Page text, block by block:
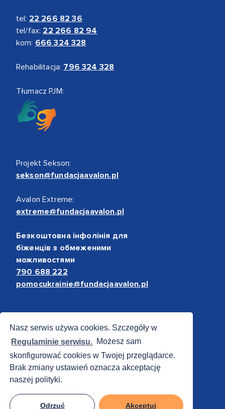
Nasz serwis używa cookies. Szczegóły w
Regulaminie serwisu. Możesz sam
skonfigurować cookies w Twojej przeglądarce.
Brak zmiany ustawień oznacza akceptację
naszej polityki.
Odrzuć Akceptuj
tel: 22 266 82 36
tel/fax: 22 266 82 94
kom: 666 324 328
Rehabilitacja: 796 324 328
Tłumacz PJM:
Projekt Sekson:
sekson@fundacjaavalon.pl
Avalon Extreme:
extreme@fundacjaavalon.pl
Безкоштовна інфолінія для
біженців з обмеженими
можливостями
790 688 222
pomocukrainie@fundacjaavalon.pl
Bezpieczne płatności